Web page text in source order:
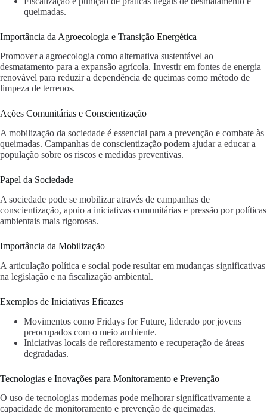
queimadas.
Importância da Agroecologia e Transição Energética
Promover a agroecologia como alternativa sustentável ao
desmatamento para a expansão agrícola. Investir em fontes de energia
renovável para reduzir a dependência de queimas como método de
limpeza de terrenos.
Ações Comunitárias e Conscientização
A mobilização da sociedade é essencial para a prevenção e combate às
queimadas. Campanhas de conscientização podem ajudar a educar a
população sobre os riscos e medidas preventivas.
Papel da Sociedade
A sociedade pode se mobilizar através de campanhas de
conscientização, apoio a iniciativas comunitárias e pressão por políticas
ambientais mais rigorosas.
Importância da Mobilização
A articulação política e social pode resultar em mudanças significativas
na legislação e na fiscalização ambiental.
Exemplos de Iniciativas Eficazes
Movimentos como Fridays for Future, liderado por jovens
preocupados com o meio ambiente.
Iniciativas locais de reflorestamento e recuperação de áreas
degradadas.
Tecnologias e Inovações para Monitoramento e Prevenção
O uso de tecnologias modernas pode melhorar significativamente a
capacidade de monitoramento e prevenção de queimadas.